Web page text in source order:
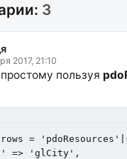
3
2017, 21:10
пользуя
=
=> 'glCity',